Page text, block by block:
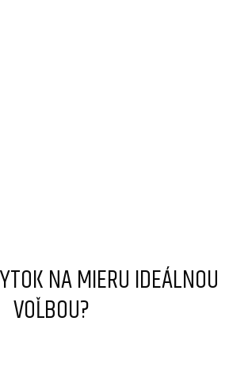
NA MIERU IDEÁLNOU
VOĽBOU?